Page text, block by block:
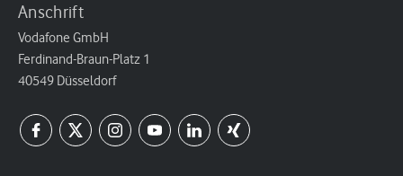
Anschrift
Vodafone GmbH
Ferdinand-Braun-Platz 1
40549 Düsseldorf